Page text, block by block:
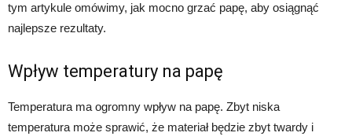
tym artykule omówimy, jak mocno grzać papę, aby osiągnąć
najlepsze rezultaty.
Wpływ temperatury na papę
Temperatura ma ogromny wpływ na papę. Zbyt niska
temperatura może sprawić, że materiał będzie zbyt twardy i